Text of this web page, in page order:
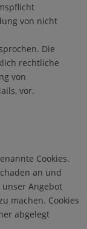
von nicht
Die
rechtliche
von
vor.
Cookies.
an und
unser Angebot
machen. Cookies
abgelegt